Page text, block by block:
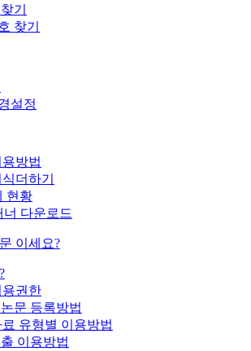
기
찾기
설정
용방법
더하기
현황
너 다운로드
이세요?
용권한
문 등록방법
료 유형별 이용방법
이용방법